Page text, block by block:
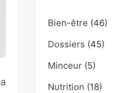
Bien-être (46)
Dossiers (45)
Minceur (5)
Nutrition (18)